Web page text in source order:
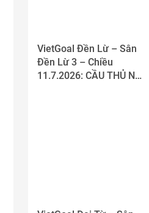
VietGoal Đền Lừ – Sân
Đền Lừ 3 – Chiều
11.7.2026: CẦU THỦ NHÍ